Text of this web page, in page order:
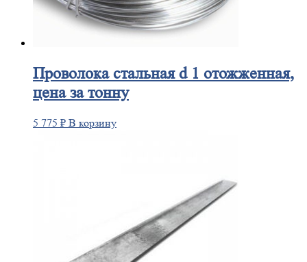
Проволокастальная d 1 отожженная,
цена за тонну
5 775 ₽ В корзину